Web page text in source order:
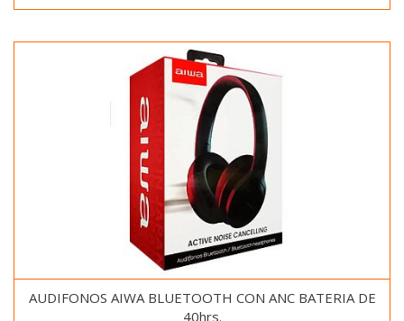
AUDIFONOS AIWA BLUETOOTH CON ANC BATERIA DE
40hrs.